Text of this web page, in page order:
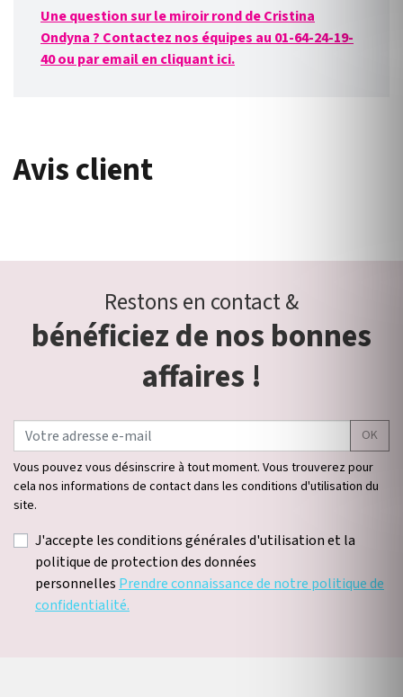
Une question sur le miroir rond de Cristina
Ondyna ? Contactez nos équipes au 01-64-24-19-
40 ou par email en cliquant ici.
Avis client
Restons en contact &
bénéficiez de nos bonnes
affaires !
OK
Vous pouvez vous désinscrire à tout moment. Vous trouverez pour
cela nos informations de contact dans les conditions d'utilisation du
site.
J'accepte les conditions générales d'utilisation et la
politique de protection des données
personnelles Prendre connaissance de notre politique de
confidentialité.